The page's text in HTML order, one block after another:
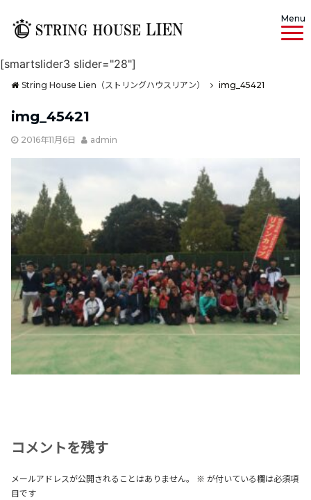
Menu
[smartslider3 slider="28"]
String House Lien（ストリングハウスリアン） img_45421
img_45421
2016年11月6日 admin
コメントを残す
メールアドレスが公開されることはありません。 ※ が付いている欄は必須項
目です